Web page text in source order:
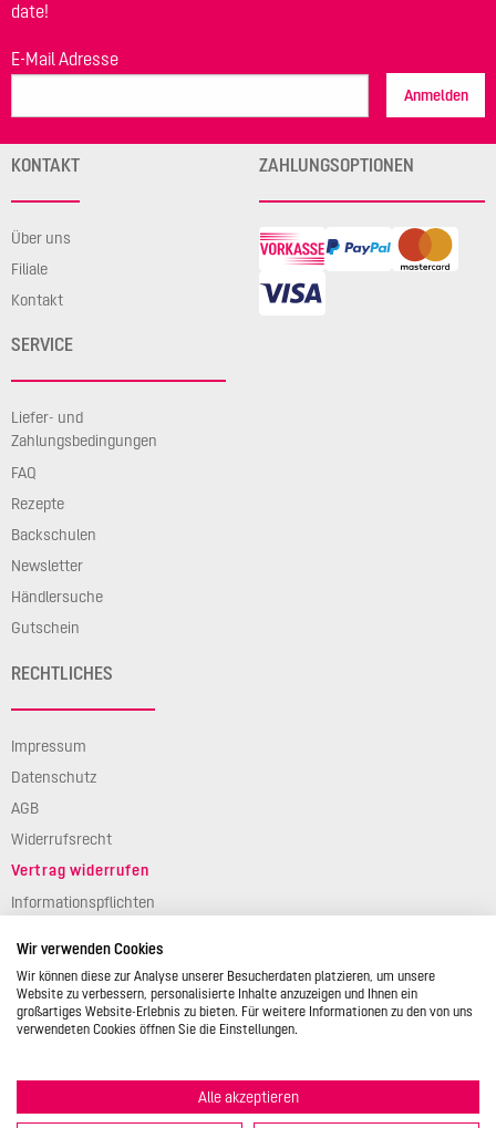
date!
E-Mail Adresse
Anmelden
KONTAKT
Über uns
Filiale
Kontakt
SERVICE
Liefer- und
Zahlungsbedingungen
FAQ
Rezepte
Backschulen
Newsletter
Händlersuche
Gutschein
RECHTLICHES
Impressum
Datenschutz
AGB
Widerrufsrecht
Vertrag widerrufen
Informationspflichten
ZAHLUNGSOPTIONEN
© 2026 STÄDTER GmbH • Am Kreuzweg 1 • 35469 Allendorf/Lumda •
Wir verwenden Cookies
Wir können diese zur Analyse unserer Besucherdaten platzieren, um unsere
Website zu verbessern, personalisierte Inhalte anzuzeigen und Ihnen ein
großartiges Website-Erlebnis zu bieten. Für weitere Informationen zu den von uns
verwendeten Cookies öffnen Sie die Einstellungen.
Alle akzeptieren